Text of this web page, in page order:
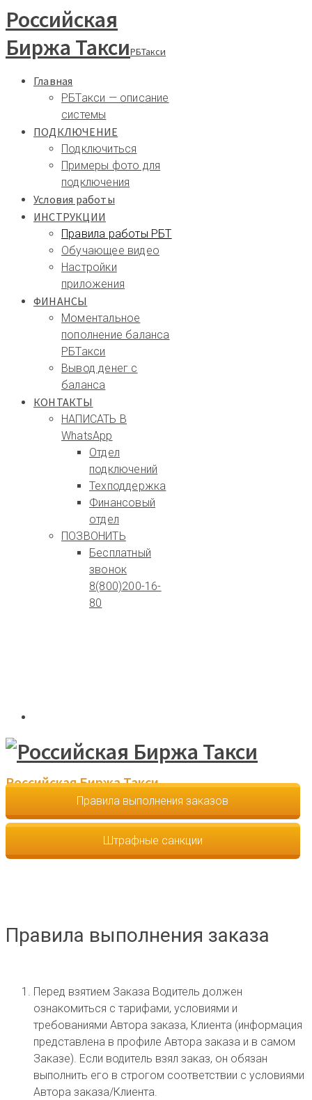
Российская
Биржа ТаксиРБТакси
Главная
РБТакси — описание
системы
ПОДКЛЮЧЕНИЕ
Подключиться
Примеры фото для
подключения
Условия работы
ИНСТРУКЦИИ
Правила работы РБТ
Обучающее видео
Настройки
приложения
ФИНАНСЫ
Моментальное
пополнение баланса
РБТакси
Вывод денег с
баланса
КОНТАКТЫ
НАПИСАТЬ В
WhatsApp
Отдел
подключений
Техподдержка
Финансовый
отдел
ПОЗВОНИТЬ
Бесплатный
звонок
8(800)200-16-
80
Российская Биржа Такси
Правила выполнения заказов
Штрафные санкции
Правила выполнения заказа
Перед взятием Заказа Водитель должен
ознакомиться с тарифами, условиями и
требованиями Автора заказа, Клиента (информация
представлена в профиле Автора заказа и в самом
Заказе). Если водитель взял заказ, он обязан
выполнить его в строгом соответствии с условиями
Автора заказа/Клиента.